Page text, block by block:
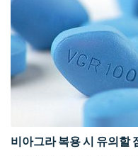
비아그라 복용 시 유의할